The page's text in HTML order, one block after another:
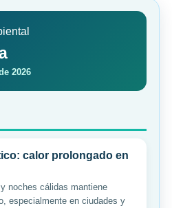
2026
calor prolongado en
noches cálidas mantiene
especialmente en ciudades y